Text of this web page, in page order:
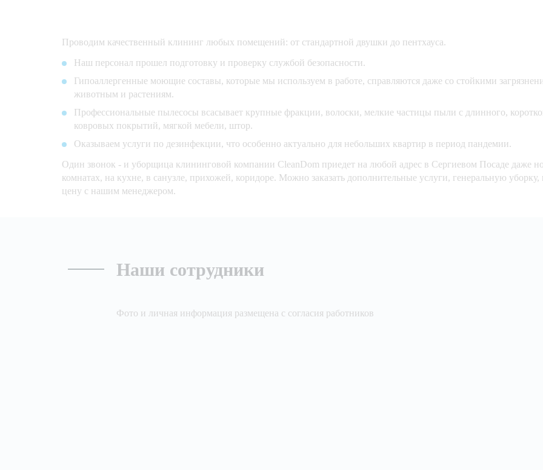
Проводим качественный клининг любых помещений: от стандартной двушки до пентхауса.
Наш персонал прошел подготовку и проверку службой безопасности.
Гипоаллергенные моющие составы, которые мы используем в работе, справляются даже со стойкими
животным и растениям.
Профессиональные пылесосы всасывает крупные фракции, волоски, мелкие частицы пыли с длинного,
ковровых покрытий, мягкой мебели, штор.
Оказываем услуги по дезинфекции, что особенно актуально для небольших квартир в период пандемии.
Один звонок - и уборщица клининговой компании CleanDom приедет на любой адрес в Сергиевом Посаде даже
комнатах, на кухне, в санузле, прихожей, коридоре. Можно заказать дополнительные услуги, генеральную
цену с нашим менеджером.
Наши сотрудники
Фото и личная информация размещена с согласия работников